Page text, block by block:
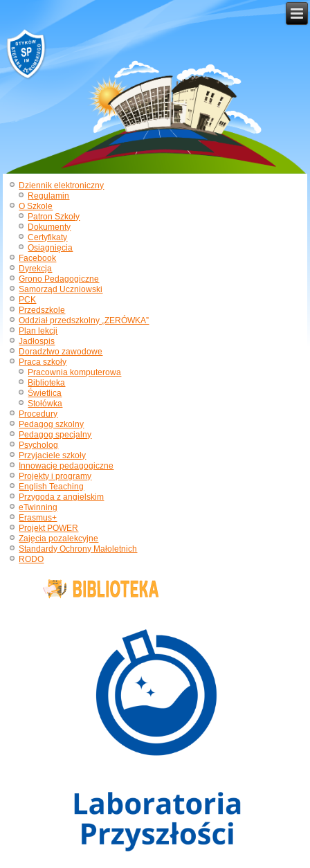
Dziennik elektroniczny
Regulamin
O Szkole
Patron Szkoły
Dokumenty
Certyfikaty
Osiągnięcia
Facebook
Dyrekcja
Grono Pedagogiczne
Samorząd Uczniowski
PCK
Przedszkole
Oddział przedszkolny „ZERÓWKA”
Plan lekcji
Jadłospis
Doradztwo zawodowe
Praca szkoły
Pracownia komputerowa
Biblioteka
Świetlica
Stołówka
Procedury
Pedagog szkolny
Pedagog specjalny
Psycholog
Przyjaciele szkoły
Innowacje pedagogiczne
Projekty i programy
English Teaching
Przygoda z angielskim
eTwinning
Erasmus+
Projekt POWER
Zajęcia pozalekcyjne
Standardy Ochrony Małoletnich
RODO